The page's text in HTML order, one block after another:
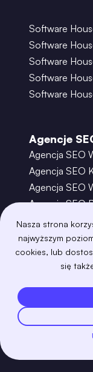
Nasza strona
najwyższym
cookies, lub
się
Software
Software
Software
Software
Software
Agencje
Agencja SEO
Agencja SEO
Agencja SEO
Agencja SEO
Agencja SEO
Agencja SEO
aws-